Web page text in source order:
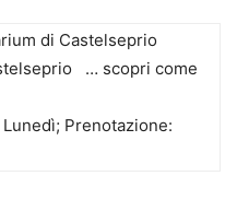
di Castelseprio
… scopri come
Prenotazione: